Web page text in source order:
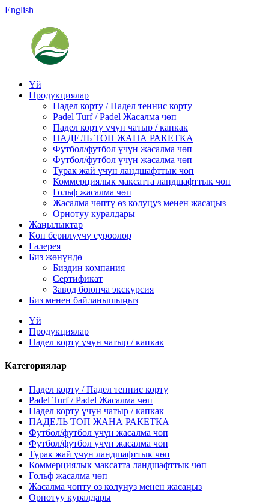
English
Үй
Продукциялар
Падел корту / Падел теннис корту
Padel Turf / Padel Жасалма чөп
Падел корту үчүн чатыр / капкак
ПАДЕЛЬ ТОП ЖАНА РАКЕТКА
Футбол/футбол үчүн жасалма чөп
Футбол/футбол үчүн жасалма чөп
Турак жай үчүн ландшафттык чөп
Коммерциялык максатта ландшафттык чөп
Гольф жасалма чөп
Жасалма чөптү өз колуңуз менен жасаңыз
Орнотуу куралдары
Жаңылыктар
Көп берилүүчү суроолор
Галерея
Биз жөнүндө
Биздин компания
Сертификат
Завод боюнча экскурсия
Биз менен байланышыңыз
Үй
Продукциялар
Падел корту үчүн чатыр / капкак
Категориялар
Падел корту / Падел теннис корту
Padel Turf / Padel Жасалма чөп
Падел корту үчүн чатыр / капкак
ПАДЕЛЬ ТОП ЖАНА РАКЕТКА
Футбол/футбол үчүн жасалма чөп
Футбол/футбол үчүн жасалма чөп
Турак жай үчүн ландшафттык чөп
Коммерциялык максатта ландшафттык чөп
Гольф жасалма чөп
Жасалма чөптү өз колуңуз менен жасаңыз
Орнотуу куралдары